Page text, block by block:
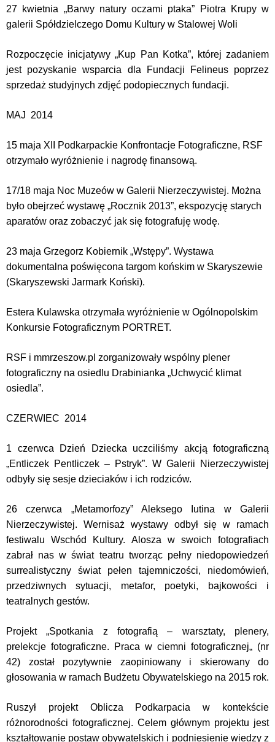
27 kwietnia „Barwy natury oczami ptaka” Piotra Krupyw
galerii Spółdzielczego Domu Kultury w Stalowej Woli
Rozpoczęcie inicjatywy „Kup Pan Kotka”, której zadaniem
jest pozyskanie wsparcia dla Fundacji Felineus poprzez
sprzedaż studyjnych zdjęć podopiecznych fundacji.
MAJ 2014
15 maja XII Podkarpackie Konfrontacje Fotograficzne, RSF
otrzymało wyróżnienie i nagrodę finansową.
17/18 maja Noc Muzeów w Galerii Nierzeczywistej. Można
było obejrzeć wystawę „Rocznik 2013”, ekspozycję starych
aparatów oraz zobaczyć jak się fotografuję wodę.
23 maja Grzegorz Kobiernik „Wstępy”. Wystawa
dokumentalna poświęcona targom końskim w Skaryszewie
(Skaryszewski Jarmark Koński).
Estera Kulawska otrzymała wyróżnienie w Ogólnopolskim
Konkursie Fotograficznym PORTRET.
RSF i mmrzeszow.pl zorganizowały wspólny plener
fotograficzny na osiedlu Drabinianka „Uchwycić klimat
osiedla”.
CZERWIEC 2014
1 czerwca Dzień Dziecka uczciliśmy akcją fotograficzną
„Entliczek Pentliczek – Pstryk”. W Galerii Nierzeczywistej
odbyły się sesje dzieciaków i ich rodziców.
26 czerwca „Metamorfozy” Aleksego Iutina w Galerii
Nierzeczywistej. Wernisaż wystawy odbył się w ramach
festiwalu Wschód Kultury. Alosza w swoich fotografiach
zabrał nas w świat teatru tworząc pełny niedopowiedzeń
surrealistyczny świat pełen tajemniczości, niedomówień,
przedziwnych sytuacji, metafor, poetyki, bajkowości i
teatralnych gestów.
Projekt „Spotkania z fotografią – warsztaty, plenery,
prelekcje fotograficzne. Praca w ciemni fotograficznej„ (nr
42) został pozytywnie zaopiniowany i skierowany do
głosowania w ramach Budżetu Obywatelskiego na 2015 rok.
Ruszył projekt Oblicza Podkarpacia w kontekście
różnorodności fotograficznej. Celem głównym projektu jest
kształtowanie postaw obywatelskich i podniesienie wiedzy z